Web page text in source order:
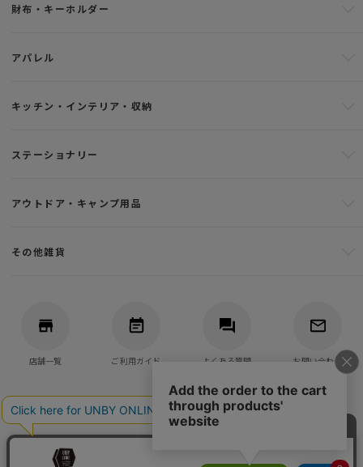
財布・キーホルダー
アパレル
キッチン・インテリア・収納
ステーショナリー
アウトドア・キャンプ用品
その他雑貨
店舗一覧 ご利用ガイド よくある質問 お問い合わせ